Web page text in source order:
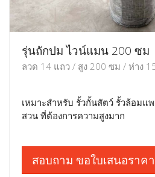
รุ่นถักปม ไวน์แมน 200 ซม
ลวด 14 แถว / สูง 200 ซม / ห่าง
เหมาะสำหรับ รั้วกั้นสัตว์ รั้วล้อมแ
สวน ที่ต้องการความสูงมาก
สอบถาม ขอใบเสนอราคา